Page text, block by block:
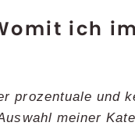
ich
prozentuale und
meiner